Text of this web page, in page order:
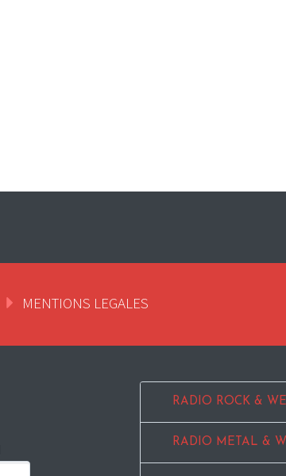
MENTIONS LEGALES
RADIO ROCK &
RADIO METAL &